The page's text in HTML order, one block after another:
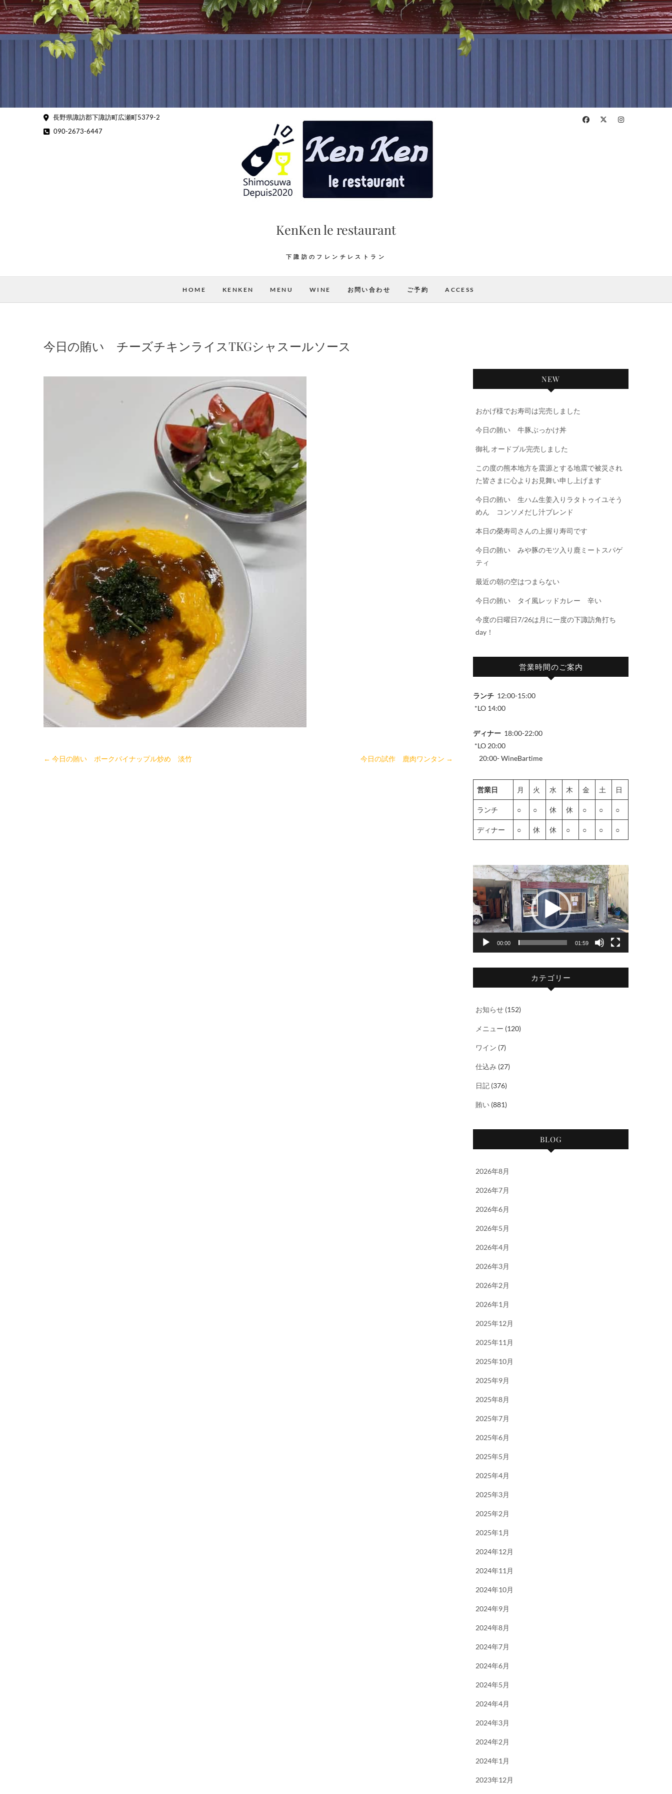
Skip
to
content
長野県諏訪郡下諏訪町広瀬町5379-2
090-2673-6447
KenKen le restaurant
下諏訪のフレンチレストラン
HOME KENKEN MENU WINE お問い合わせ ご予約 ACCESS
今日の賄い チーズチキンライスTKGシャスールソース
← 今日の賄い ポークパイナップル炒め 淡竹 今日の試作 鹿肉ワンタン →
NEW
おかげ様でお寿司は完売しました
今日の賄い 牛豚ぶっかけ丼
御礼 オードブル完売しました
この度の熊本地方を震源とする地震で被災され
た皆さまに心よりお見舞い申し上げます
今日の賄い 生ハム生姜入りラタトゥイユそう
めん コンソメだし汁ブレンド
本日の榮寿司さんの上握り寿司です
今日の賄い みや豚のモツ入り鹿ミートスパゲ
ティ
最近の朝の空はつまらない
今日の賄い タイ風レッドカレー 辛い
今度の日曜日7/26は月に一度の下諏訪角打ち
day！
営業時間のご案内
ランチ 12:00-15:00
*LO 14:00
ディナー 18:00-22:00
*LO 20:00
20:00- WineBartime
営業日 月 火 水 木 金 土 日
ランチ ○ ○ 休 休 ○ ○ ○
ディナー ○ 休 休 ○ ○ ○ ○
動
画
プ
レ
ー
ヤ
00:00 01:59
カテゴリー
お知らせ (152)
メニュー (120)
ワイン (7)
仕込み (27)
日記 (376)
賄い (881)
BLOG
2026年8月
2026年7月
2026年6月
2026年5月
2026年4月
2026年3月
2026年2月
2026年1月
2025年12月
2025年11月
2025年10月
2025年9月
2025年8月
2025年7月
2025年6月
2025年5月
2025年4月
2025年3月
2025年2月
2025年1月
2024年12月
2024年11月
2024年10月
2024年9月
2024年8月
2024年7月
2024年6月
2024年5月
2024年4月
2024年3月
2024年2月
2024年1月
2023年12月